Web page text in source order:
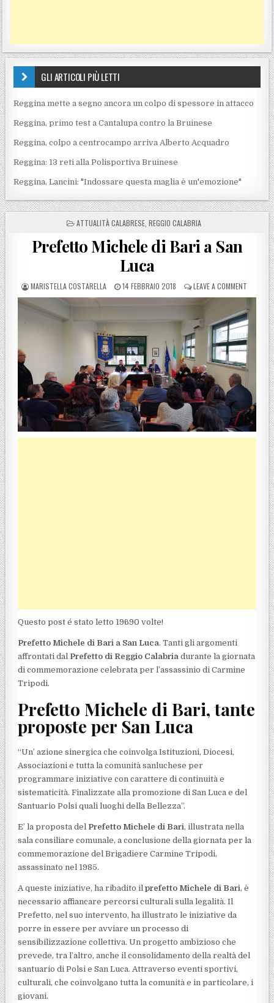
GLI ARTICOLI PIÙ LETTI
Reggina mette a segno ancora un colpo di spessore in attacco
Reggina, primo test a Cantalupa contro la Bruinese
Reggina, colpo a centrocampo arriva Alberto Acquadro
Reggina: 13 reti alla Polisportiva Bruinese
Reggina, Lancini: "Indossare questa maglia è un'emozione"
POSTED IN
ATTUALITÀ CALABRESE REGGIO CALABRIA
Prefetto Michele di Bari a San
Luca
POSTED BY
MARISTELLA COSTARELLA POSTED ON
14 FEBBRAIO 2018 LEAVE A COMMENTON
Questo post é stato letto 19690 volte!
Prefetto Michele di Bari a San Luca. Tanti gli argomenti
affrontati dal Prefetto di Reggio Calabria durante la giornata
di commemorazione celebrata per l’assassinio di Carmine
Tripodi.
Prefetto Michele di Bari, tante
proposte per San Luca
“Un’ azione sinergica che coinvolga Istituzioni, Diocesi,
Associazioni e tutta la comunità sanluchese per
programmare iniziative con carattere di continuità e
sistematicità. Finalizzate alla promozione di San Luca e del
Santuario Polsi quali luoghi della Bellezza”.
E’ la proposta del Prefetto Michele di Bari, illustrata nella
sala consiliare comunale, a conclusione della giornata per la
commemorazione del Brigadiere Carmine Tripodi,
assassinato nel 1985.
A queste iniziative, ha ribadito il prefetto Michele di Bari, è
necessario affiancare percorsi culturali sulla legalità. Il
Prefetto, nel suo intervento, ha illustrato le iniziative da
porre in essere per avviare un processo di
sensibilizzazione collettiva. Un progetto ambizioso che
prevede, tra l’altro, anche il consolidamento della realtà del
santuario di Polsi e San Luca. Attraverso eventi sportivi,
culturali, che coinvolgano tutta la comunità e in particolare, i
giovani.